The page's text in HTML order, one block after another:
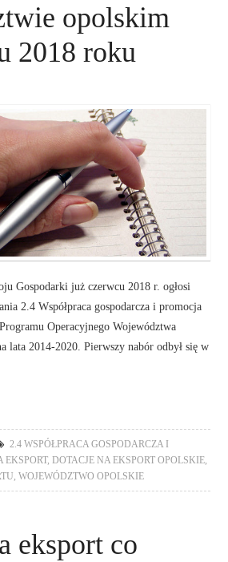
opolskim
2018 roku
Gospodarki już czerwcu 2018 r. ogłosi
2.4 Współpraca gospodarcza i promocja
Operacyjnego Województwa
lata 2014-2020. Pierwszy nabór odbył się w
2.4 WSPÓŁPRACA GOSPODARCZA I
EKSPORT, DOTACJE NA EKSPORT OPOLSKIE
WOJEWÓDZTWO OPOLSKIE
eksport co